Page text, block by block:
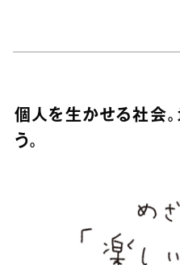
個人を生かせる社会
う。